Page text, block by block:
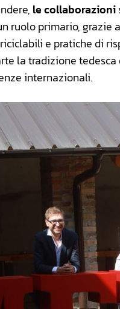
le collaborazioni
ruolo primario, grazie
e pratiche di
la tradizione
internazionali.